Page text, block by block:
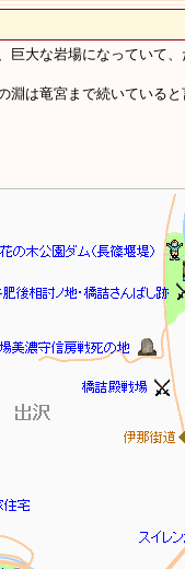
巨大な岩場になっていて
淵は竜宮まで続いている